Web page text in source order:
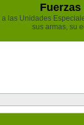
a las Unidades
sus armas, su